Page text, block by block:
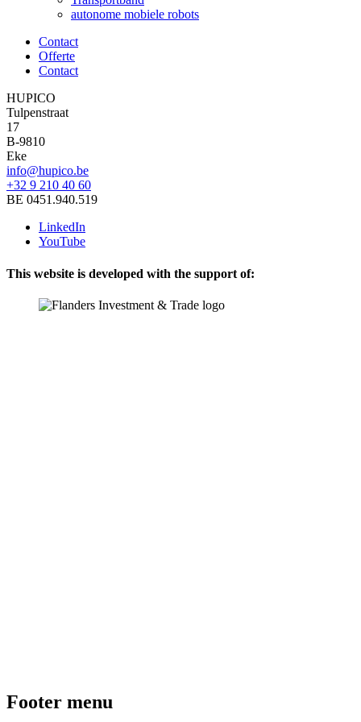
autonome mobiele robots
Contact
Offerte
Contact
HUPICO
Tulpenstraat
17
B-9810
Eke
info@hupico.be
+32 9 210 40 60
BE 0451.940.519
LinkedIn
YouTube
This website is developed with the support of:
Footer menu